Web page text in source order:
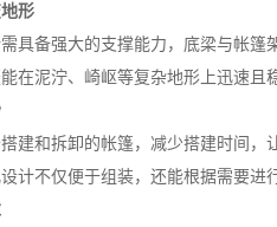
形
具备强大的支撑能力，底梁与帐篷
在泥泞、崎岖等复杂地形上迅速且
建和拆卸的帐篷，减少搭建时间，
计不仅便于组装，还能根据需要进